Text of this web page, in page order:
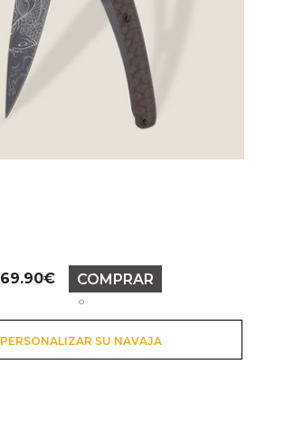
Precio
69.90€ COMPRAR
o
PERSONALIZAR SU NAVAJA